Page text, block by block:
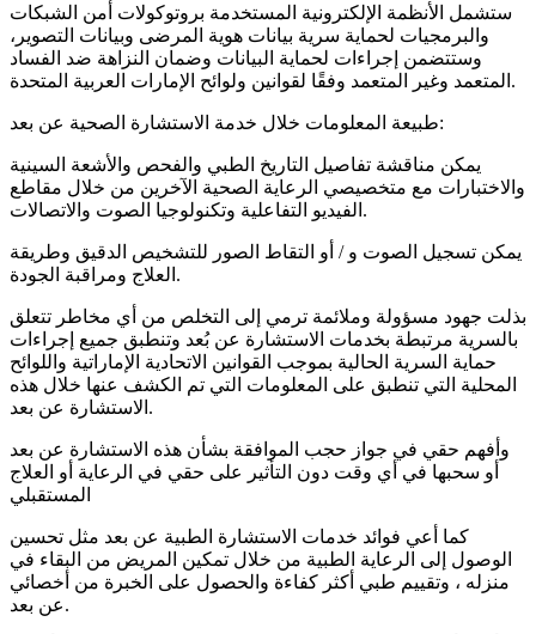
ستشمل الأنظمة الإلكترونية المستخدمة بروتوكولات أمن الشبكات
والبرمجيات لحماية سرية بيانات هوية المرضى وبيانات التصوير،
وستتضمن إجراءات لحماية البيانات وضمان النزاهة ضد الفساد
المتعمد وغير المتعمد وفقًا لقوانين ولوائح الإمارات العربية المتحدة.
طبيعة المعلومات خلال خدمة الاستشارة الصحية عن بعد:
يمكن مناقشة تفاصيل التاريخ الطبي والفحص والأشعة السينية
والاختبارات مع متخصيصي الرعاية الصحية الآخرين من خلال مقاطع
الفيديو التفاعلية وتكنولوجيا الصوت والاتصالات.
يمكن تسجيل الصوت و / أو التقاط الصور للتشخيص الدقيق وطريقة
العلاج ومراقبة الجودة.
بذلت جهود مسؤولة وملائمة ترمي إلى التخلص من أي مخاطر تتعلق
بالسرية مرتبطة بخدمات الاستشارة عن بُعد وتنطبق جميع إجراءات
حماية السرية الحالية بموجب القوانين الاتحادية الإماراتية واللوائح
المحلية التي تنطبق على المعلومات التي تم الكشف عنها خلال هذه
الاستشارة عن بعد.
وأفهم حقي في جواز حجب الموافقة بشأن هذه الاستشارة عن بعد
أو سحبها في أي وقت دون التأثير على حقي في الرعاية أو العلاج
المستقبلي
كما أعي فوائد خدمات الاستشارة الطبية عن بعد مثل تحسين
الوصول إلى الرعاية الطبية من خلال تمكين المريض من البقاء في
منزله ، وتقييم طبي أكثر كفاءة والحصول على الخبرة من أخصائي
عن بعد.